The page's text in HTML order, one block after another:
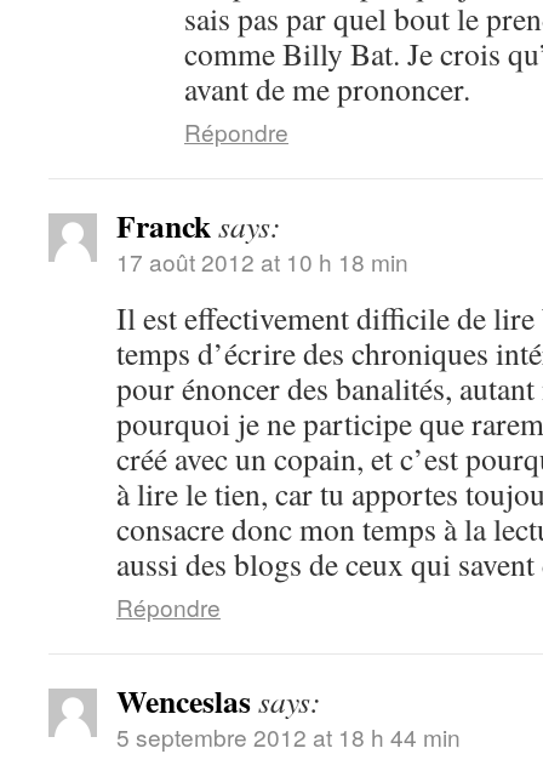
sais pas par quel bout le
comme Billy Bat. Je crois
avant de me prononcer.
Répondre
Francksays:
17 août 2012 at 10 h 18 min
Il est effectivement difficile de lire
temps d’écrire des chroniques
pour énoncer des banalités,
pourquoi je ne participe que
créé avec un copain, et c’est
à lire le tien, car tu apportes
consacre donc mon temps à la
aussi des blogs de ceux qui
Répondre
Wenceslassays:
5 septembre 2012 at 18 h 44 min